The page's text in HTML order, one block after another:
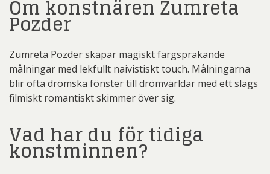
Om konstnären Zumreta
Pozder
Zumreta Pozder skapar magiskt färgsprakande
målningar med lekfullt naivistiskt touch. Målningarna
blir ofta drömska fönster till drömvärldar med ett slags
filmiskt romantiskt skimmer över sig.
Vad har du för tidiga
konstminnen?